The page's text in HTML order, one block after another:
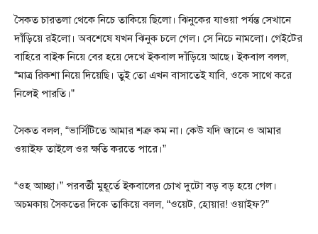
সৈকত চারতলা থেকে নিচে তাকিয়ে ছিলো। ঝিনুকের যাওয়া পর্যন্ত সেখানে
দাঁড়িয়ে রইলো। অবশেষে যখন ঝিনুক চলে গেল। সে নিচে নামলো। গেইটের
বাহিরে বাইক নিয়ে বের হয়ে দেখে ইকবাল দাঁড়িয়ে আছে। ইকবাল বলল,
“মাত্র রিকশা নিয়ে দিয়েছি। তুই তো এখন বাসাতেই যাবি, ওকে সাথে করে
নিলেই পারতি।”
সৈকত বলল, “ভার্সিটিতে আমার শত্রু কম না। কেউ যদি জানে ও আমার
ওয়াইফ তাইলে ওর ক্ষতি করতে পারে।”
“ওহ আচ্ছা।” পরবর্তী মুহূর্তে ইকবালের চোখ দুটো বড় বড় হয়ে গেল।
অচমকায় সৈকতের দিকে তাকিয়ে বলল, “ওয়েট, হোয়ার! ওয়াইফ?”